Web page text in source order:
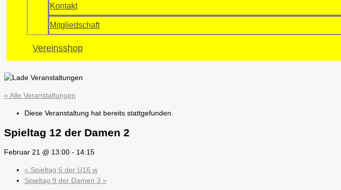
Kontakt
Mitgliedschaft
Vereinsshop
« Alle Veranstaltungen
Diese Veranstaltung hat bereits stattgefunden.
Spieltag 12 der Damen 2
Februar 21 @ 13:00 - 14:15
« Spieltag 6 der U16 w
Spieltag 9 der Damen 3 »